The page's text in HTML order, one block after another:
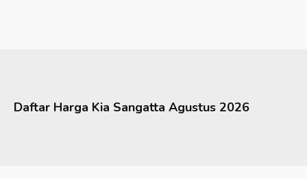
Daftar Harga Kia Sangatta Agustus 2026